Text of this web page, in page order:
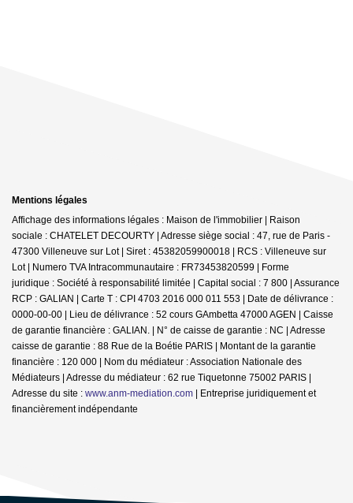
Mentions légales
Affichage des informations légales : Maison de l'immobilier | Raison
sociale : CHATELET DECOURTY | Adresse siège social : 47, rue de Paris -
47300 Villeneuve sur Lot | Siret : 45382059900018 | RCS : Villeneuve sur
Lot | Numero TVA Intracommunautaire : FR73453820599 | Forme
juridique : Société à responsabilité limitée | Capital social : 7 800 | Assurance
RCP : GALIAN | Carte T : CPI 4703 2016 000 011 553 | Date de délivrance :
0000-00-00 | Lieu de délivrance : 52 cours GAmbetta 47000 AGEN | Caisse
de garantie financière : GALIAN. | N° de caisse de garantie : NC | Adresse
caisse de garantie : 88 Rue de la Boétie PARIS | Montant de la garantie
financière : 120 000 | Nom du médiateur : Association Nationale des
Médiateurs | Adresse du médiateur : 62 rue Tiquetonne 75002 PARIS |
Adresse du site : www.anm-mediation.com | Entreprise juridiquement et
financièrement indépendante